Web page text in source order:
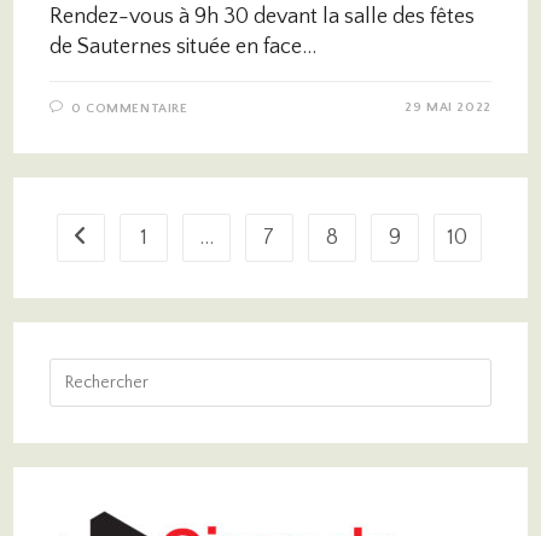
Rendez-vous à 9h 30 devant la salle des fêtes
de Sauternes située en face…
0 COMMENTAIRE 29 MAI 2022
1 … 7 8 9 10